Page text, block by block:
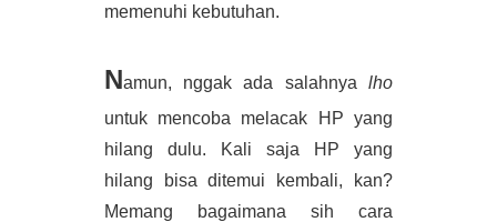
memenuhi kebutuhan.
Namun, nggak ada salahnya
lho
untuk mencoba melacak HP yang
hilang dulu. Kali saja HP yang
hilang bisa ditemui kembali, kan?
Memang bagaimana sih cara